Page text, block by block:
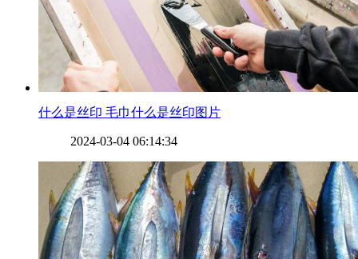
​什么是丝印 毛巾什么是丝印图片
2024-03-04 06:14:34